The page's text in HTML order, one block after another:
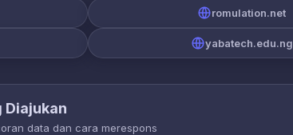
romulation.net
yabatech.edu.ng
Diajukan
data dan cara merespons